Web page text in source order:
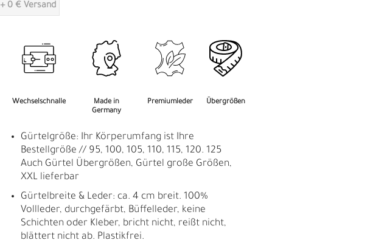
E
+ 0 € Versand
Wechselschnalle
Made in
Germany
Premiumleder Übergrößen
Gürtelgröße: Ihr Körperumfang ist Ihre
Bestellgröße // 95, 100, 105, 110, 115, 120. 125
Auch Gürtel Übergrößen, Gürtel große Größen,
XXL lieferbar
Gürtelbreite & Leder: ca. 4 cm breit. 100%
Vollleder, durchgefärbt, Büffelleder, keine
Schichten oder Kleber, bricht nicht, reißt nicht,
blättert nicht ab. Plastikfrei.